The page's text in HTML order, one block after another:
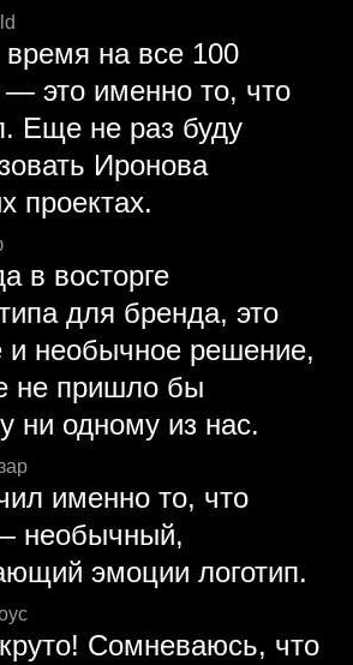
время на все 100
— это именно то, что
Еще не раз буду
Иронова
проектах.
в восторге
для бренда, это
и необычное решение,
не пришло бы
ни одному из нас.
именно то, что
необычный,
эмоции логотип.
Сомневаюсь, что